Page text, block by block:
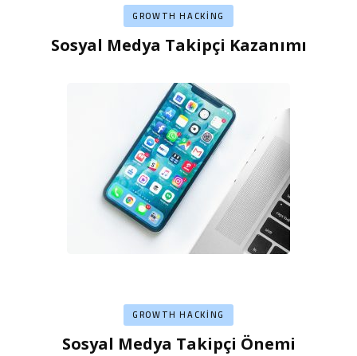
GROWTH HACKING
Sosyal Medya Takipçi Kazanımı
GROWTH HACKING
Sosyal Medya Takipçi Önemi